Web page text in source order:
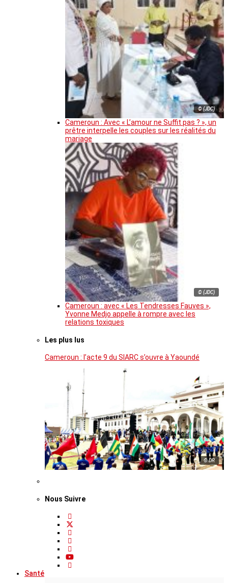
© (JDC)
Cameroun : Avec « L’amour ne Suffit pas ? », un
prêtre interpelle les couples sur les réalités du
mariage
© (JDC)
Cameroun : avec « Les Tendresses Fauves »,
Yvonne Medjo appelle à rompre avec les
relations toxiques
Les plus lus
Cameroun : l’acte 9 du SIARC s’ouvre à Yaoundé
© DR
Nous Suivre
Santé